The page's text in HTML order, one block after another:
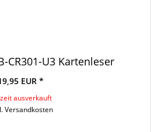
CR301-U3 Kartenleser
EUR *
ausverkauft
Versandkosten